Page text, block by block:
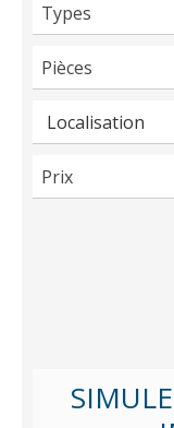
Types
Pièces
Localisation
Prix